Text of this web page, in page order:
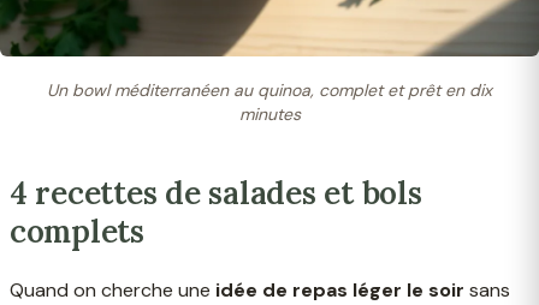
Un bowl méditerranéen au quinoa, complet et prêt en dix
minutes
4 recettes de salades et bols
complets
Quand on cherche une idée de repas léger le soir sans